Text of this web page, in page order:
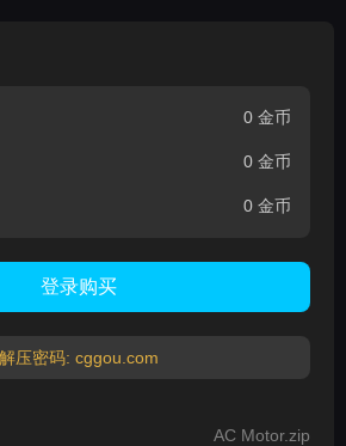
0 金币
0 金币
0 金币
登录购买
解压密码: cggou.com
AC Motor.zip